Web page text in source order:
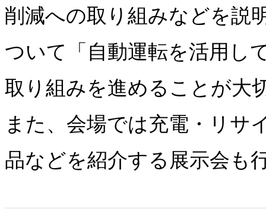
削減への取り組みなどを説
ついて「自動運転を活用し
取り組みを進めることが大
また、会場では充電・リサ
品などを紹介する展示会も